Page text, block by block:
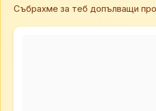
Събрахме за теб допълващи